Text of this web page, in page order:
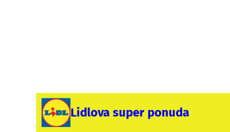
Lidlova super ponuda